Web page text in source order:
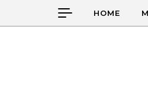
Skip to content
HOME